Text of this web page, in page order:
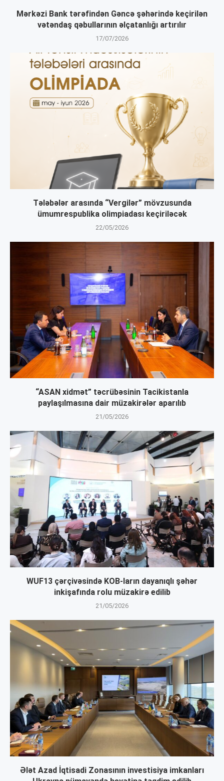
Mərkəzi Bank tərəfindən Gəncə şəhərində keçirilən
vətəndaş qəbullarının əlçatanlığı artırılır
17/07/2026
Tələbələr arasında “Vergilər” mövzusunda
ümumrespublika olimpiadası keçiriləcək
22/05/2026
“ASAN xidmət” təcrübəsinin Tacikistanla
paylaşılmasına dair müzakirələr aparılıb
21/05/2026
WUF13 çərçivəsində KOB-ların dayanıqlı şəhər
inkişafında rolu müzakirə edilib
21/05/2026
Ələt Azad İqtisadi Zonasının investisiya imkanları